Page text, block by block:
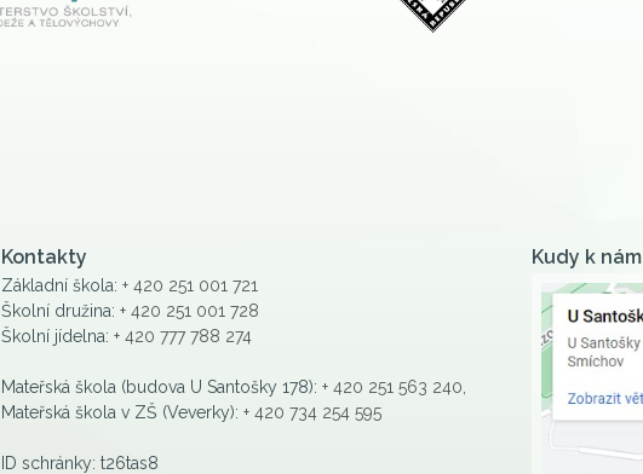
Kontakty
Základní škola: + 420 251 001 721
Školní družina: + 420 251 001 728
Školní jídelna: + 420 777 788 274
Mateřská škola (budova U Santošky 178): + 420 251 563 240
Mateřská škola v ZŠ (Veverky): + 420 734 254 595
ID schránky: t26tas8
Kudy k nám